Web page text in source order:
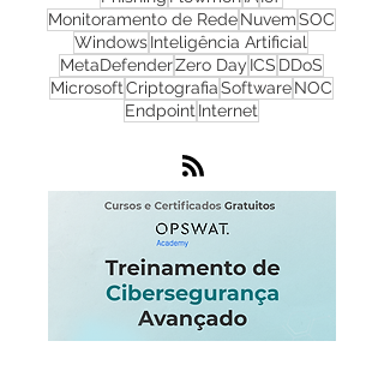
NGFWInfraestruturaDadosLGPDOT
PhishingFlowmonIAIoT
Monitoramento de RedeNuvemSOC
WindowsInteligência Artificial
MetaDefenderZero DayICS
EndpointInternet